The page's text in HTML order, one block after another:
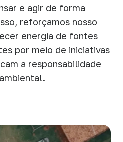
e agir de forma
reforçamos nosso
energia de fontes
por meio de iniciativas
a responsabilidade